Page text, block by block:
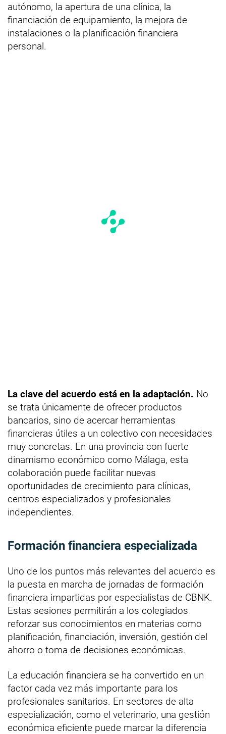
autónomo, la apertura de una clínica, la
financiación de equipamiento, la mejora de
instalaciones o la planificación financiera
personal.
La clave del acuerdo está en la adaptación. No
se trata únicamente de ofrecer productos
bancarios, sino de acercar herramientas
financieras útiles a un colectivo con necesidades
muy concretas. En una provincia con fuerte
dinamismo económico como Málaga, esta
colaboración puede facilitar nuevas
oportunidades de crecimiento para clínicas,
centros especializados y profesionales
independientes.
Formación financiera especializada
Uno de los puntos más relevantes del acuerdo es
la puesta en marcha de jornadas de formación
financiera impartidas por especialistas de CBNK.
Estas sesiones permitirán a los colegiados
reforzar sus conocimientos en materias como
planificación, financiación, inversión, gestión del
ahorro o toma de decisiones económicas.
La educación financiera se ha convertido en un
factor cada vez más importante para los
profesionales sanitarios. En sectores de alta
especialización, como el veterinario, una gestión
económica eficiente puede marcar la diferencia